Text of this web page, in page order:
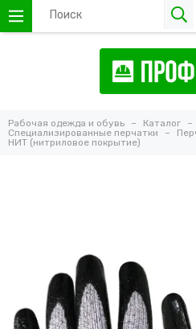
Рабочая одежда и обувь Каталог
Специализированные перчатки
НИТ (нитриловое покрытие)